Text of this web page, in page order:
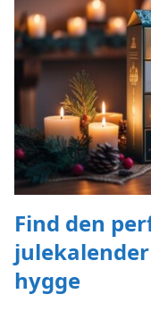
Find den
hygge